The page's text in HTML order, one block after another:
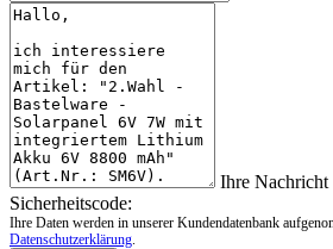
Ihre Nachricht
Sicherheitscode:
Ihre Daten werden in unserer Kundendatenbank
Datenschutzerklärung.